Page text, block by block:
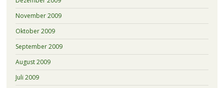
November 2009
Oktober 2009
September 2009
August 2009
Juli 2009